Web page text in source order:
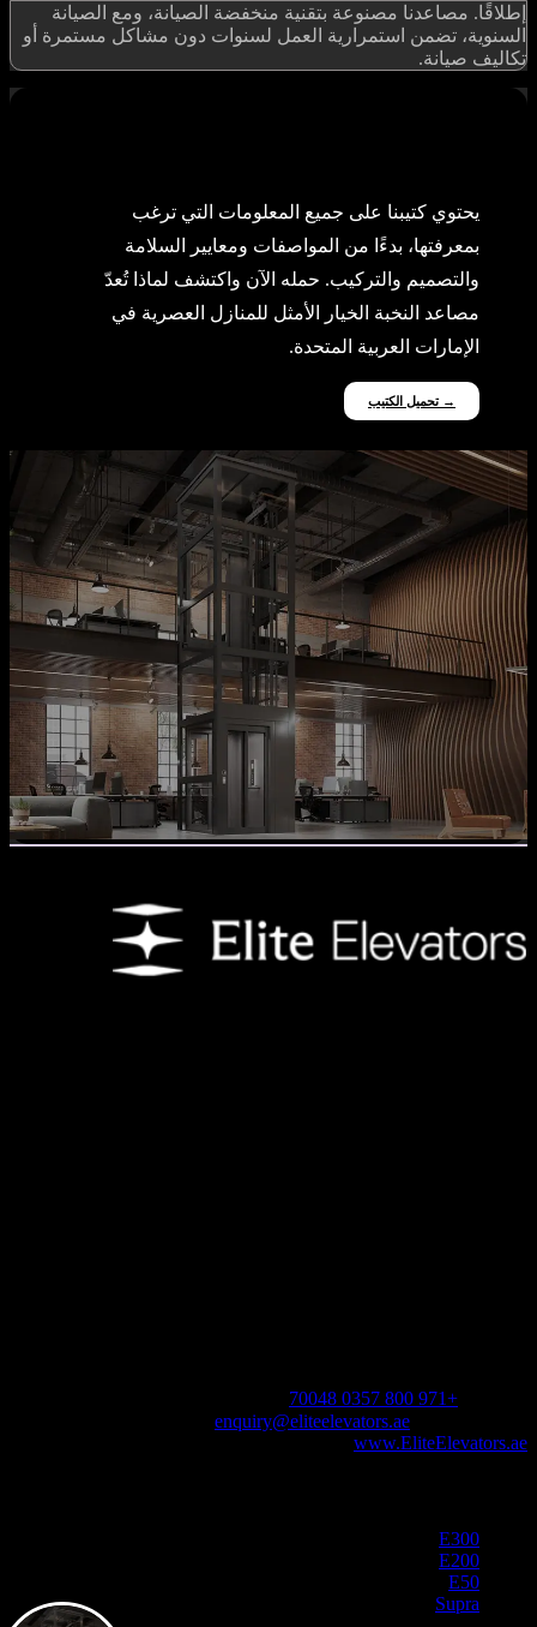
إطلاقًا. مصاعدنا مصنوعة بتقنية منخفضة الصيانة، ومع الصيانة
السنوية، تضمن استمرارية العمل لسنوات دون مشاكل مستمرة أو
تكاليف صيانة.
يحتوي كتيبنا على جميع المعلومات التي ترغب
بمعرفتها، بدءًا من المواصفات ومعايير السلامة
والتصميم والتركيب. حمله الآن واكتشف لماذا تُعدّ
مصاعد النخبة الخيار الأمثل للمنازل العصرية في
الإمارات العربية المتحدة.
تحميل الكتيب →
+971 800 0357 70048
enquiry@eliteelevators.ae
www.EliteElevators.ae
E300
E200
E50
Supra